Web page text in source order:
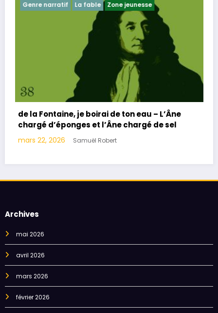
Zone jeunesse
de ton eau – L’Âne
chargé de sel
Genre narratif
de la Fontaine, je boirai
Monseigneur le duc de
Archives
mai 2026
avril 2026
mars 2026
février 2026